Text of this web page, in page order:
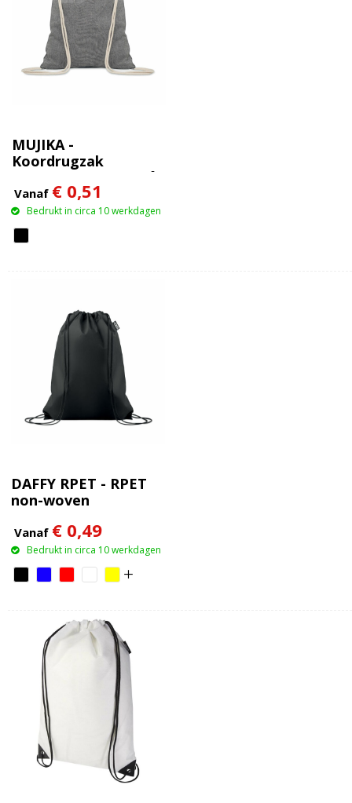
MUJIKA -
Koordrugzak
gerecycled 140gr/m²
Vanaf € 0,51
Bedrukt in circa 10 werkdagen
DAFFY RPET - RPET
non-woven
Vanaf € 0,49
Bedrukt in circa 10 werkdagen